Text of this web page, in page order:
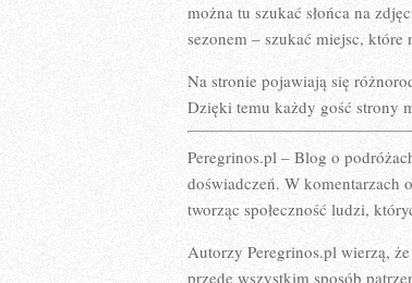
można tu szukać słońca na
sezonem – szukać miejsc,
Na stronie pojawiają się
Dzięki temu każdy gość strony
Peregrinos.pl – Blog o
doświadczeń. W komentarzach
tworząc społeczność ludzi,
Autorzy Peregrinos.pl wierzą,
przede wszystkim sposób